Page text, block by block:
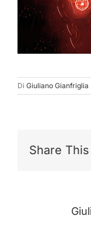
Di Giuliano Gianfriglia
Share